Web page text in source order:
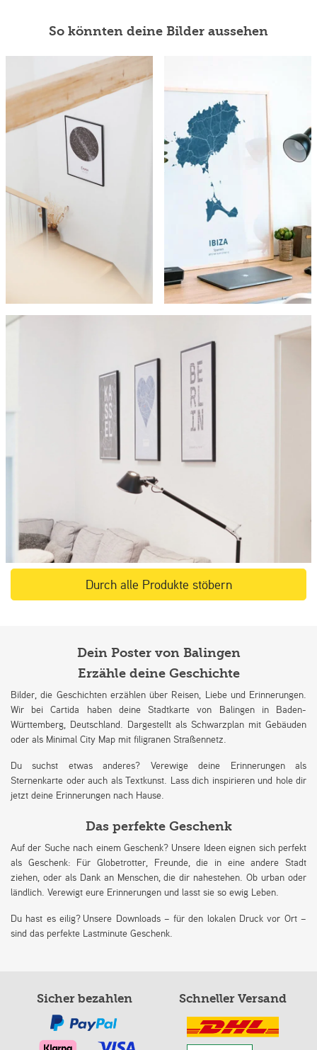
So könnten deine Bilder aussehen
Durch alle Produkte stöbern
Dein Poster von Balingen
Erzähle deine Geschichte
Bilder, die Geschichten erzählen über Reisen, Liebe und Erinnerungen.
Wir bei Cartida haben deine Stadtkarte von Balingen in Baden-
Württemberg, Deutschland. Dargestellt als Schwarzplan mit Gebäuden
oder als Minimal City Map mit filigranen Straßennetz.
Du suchst etwas anderes? Verewige deine Erinnerungen als
Sternenkarte oder auch als Textkunst. Lass dich inspirieren und hole dir
jetzt deine Erinnerungen nach Hause.
Das perfekte Geschenk
Auf der Suche nach einem Geschenk? Unsere Ideen eignen sich perfekt
als Geschenk: Für Globetrotter, Freunde, die in eine andere Stadt
ziehen, oder als Dank an Menschen, die dir nahestehen. Ob urban oder
ländlich. Verewigt eure Erinnerungen und lasst sie so ewig Leben.
Du hast es eilig? Unsere Downloads – für den lokalen Druck vor Ort –
sind das perfekte Lastminute Geschenk.
Sicher bezahlen Schneller Versand